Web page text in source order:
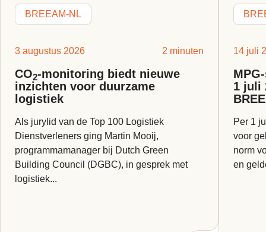
BREEAM-NL
3 augustus 2026 2 minuten
CO2-monitoring biedt nieuwe
inzichten voor duurzame
logistiek
Als jurylid van de Top 100 Logistiek
Dienstverleners ging Martin Mooij,
programmamanager bij Dutch Green
Building Council (DGBC), in gesprek met
logistiek...
14 juli
1 juli
Per 1
voor
norm
en